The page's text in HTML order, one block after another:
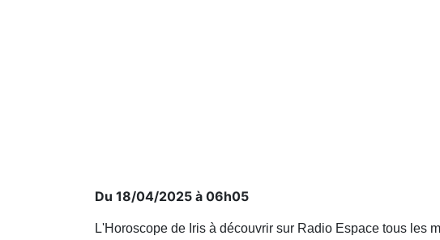
Du 18/04/2025 à 06h05
L'Horoscope de Iris à découvrir sur Radio Espace tous les